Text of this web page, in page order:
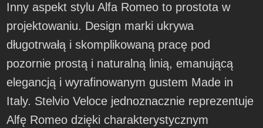
Inny aspekt stylu Alfa Romeo to prostota w
projektowaniu. Design marki ukrywa
długotrwałą i skomplikowaną pracę pod
pozornie prostą i naturalną linią, emanującą
elegancją i wyrafinowanym gustem Made in
Italy. Stelvio Veloce jednoznacznie reprezentuje
Alfę Romeo dzięki charakterystycznym